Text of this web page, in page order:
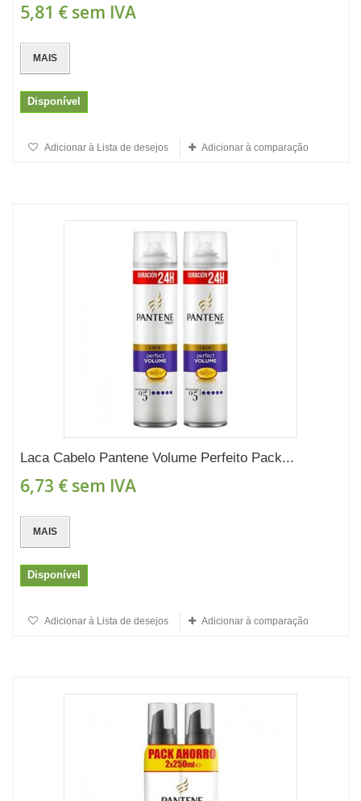
5,81 € sem IVA
MAIS
Disponível
Adicionar à Lista de desejos Adicionar à comparação
Laca Cabelo Pantene Volume Perfeito Pack...
6,73 € sem IVA
MAIS
Disponível
Adicionar à Lista de desejos Adicionar à comparação